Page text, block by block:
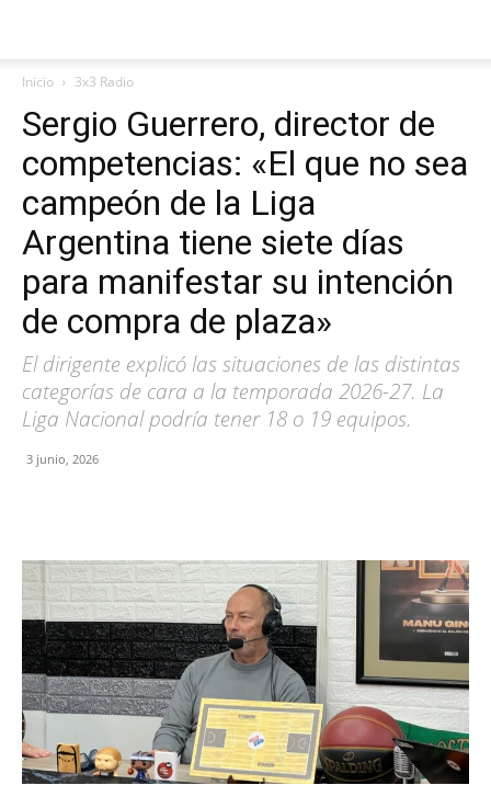
Inicio 3x3 Radio
Sergio Guerrero, director de
competencias: «El que no sea
campeón de la Liga
Argentina tiene siete días
para manifestar su intención
de compra de plaza»
El dirigente explicó las situaciones de las distintas
categorías de cara a la temporada 2026-27. La
Liga Nacional podría tener 18 o 19 equipos.
3 junio, 2026